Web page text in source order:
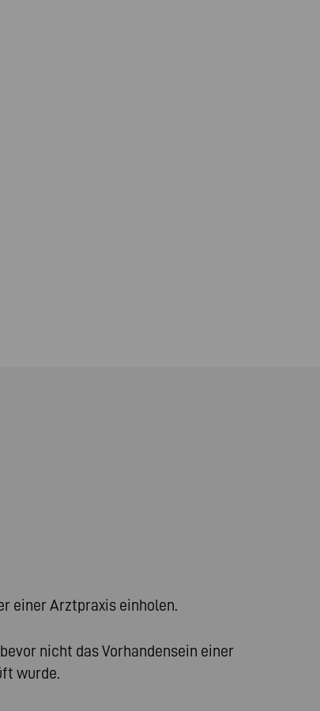
einer Arztpraxis einholen.
nicht das Vorhandensein einer
wurde.